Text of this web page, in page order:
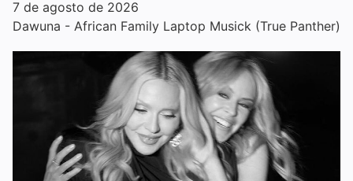
7 de agosto de 2026
Dawuna - African Family Laptop Musick (True Panther)